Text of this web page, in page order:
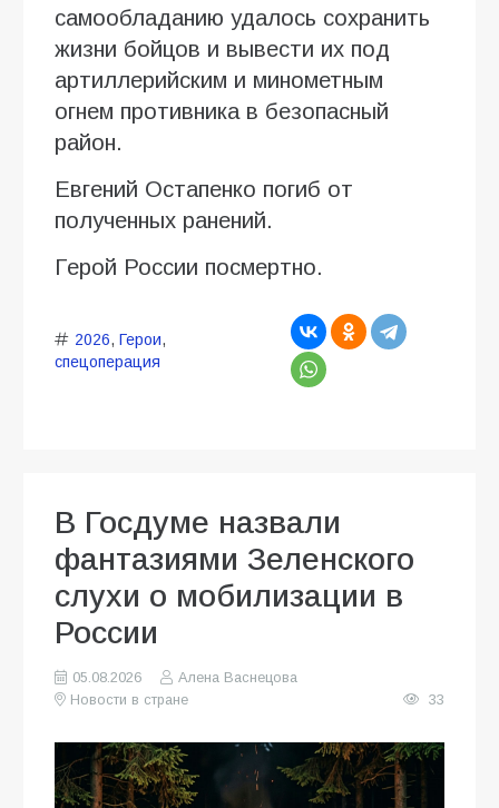
самообладанию удалось сохранить
жизни бойцов и вывести их под
артиллерийским и минометным
огнем противника в безопасный
район.
Евгений Остапенко погиб от
полученных ранений.
Герой России посмертно.
2026, Герои,
спецоперация
В Госдуме назвали
фантазиями Зеленского
слухи о мобилизации в
России
05.08.2026
Алена Васнецова
Новости в стране
33